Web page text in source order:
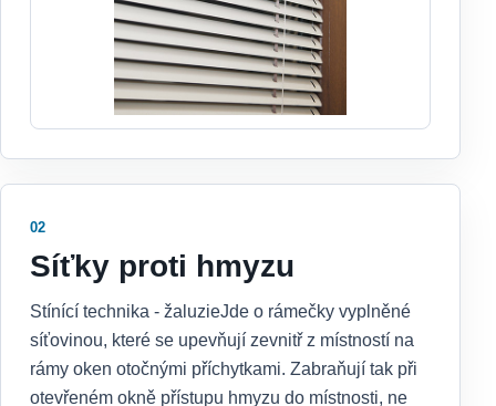
02
Síťky proti hmyzu
Stínící technika - žaluzieJde o rámečky vyplněné
síťovinou, které se upevňují zevnitř z místností na
rámy oken otočnými příchytkami. Zabraňují tak při
otevřeném okně přístupu hmyzu do místnosti, ne